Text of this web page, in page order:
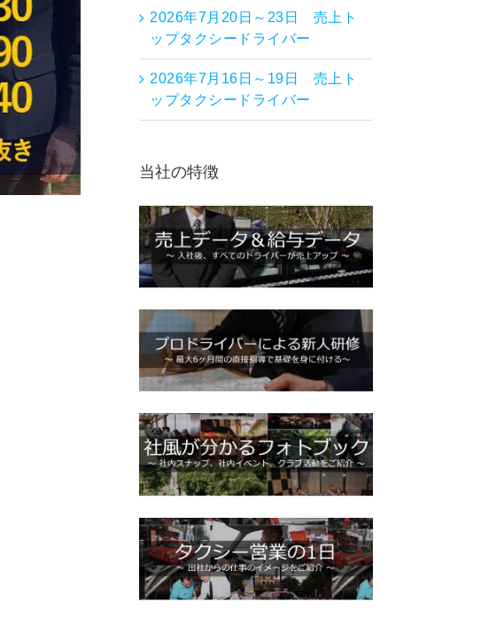
2026年7月20日～23日 売上ト
ップタクシードライバー
2026年7月16日～19日 売上ト
ップタクシードライバー
当社の特徴